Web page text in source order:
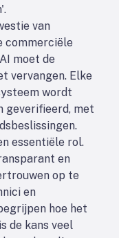
van
commerciële
moet de
vervangen. Elke
wordt
geverifieerd, met
essentiële rol.
en
op te
en
hoe het
de kans veel